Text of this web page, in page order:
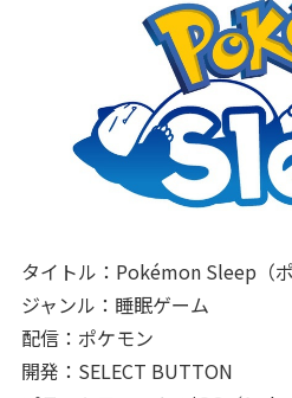
タイトル：Pokémon Sleep（ポ
ジャンル：睡眠ゲーム
配信：ポケモン
開発：SELECT BUTTON